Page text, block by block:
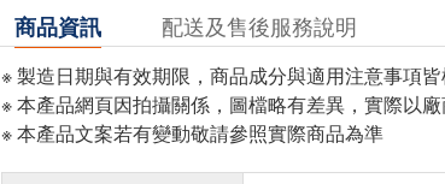
商品資訊 配送及售後服務說明
※ 製造日期與有效期限，商品成分與適用注意事項
※ 本產品網頁因拍攝關係，圖檔略有差異，實際以
※ 本產品文案若有變動敬請參照實際商品為準